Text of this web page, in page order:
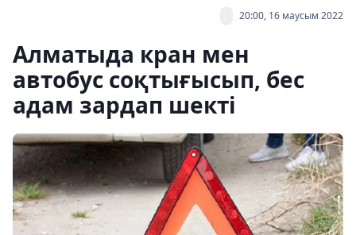
20:00, 16 маусым 2022
Алматыда кран мен
автобус соқтығысып, бес
адам зардап шекті